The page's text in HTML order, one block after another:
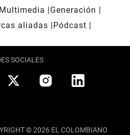
Multimedia
Generación
aliadas
Pódcast
SOCIALES
© 2026 EL COLOMBIANO